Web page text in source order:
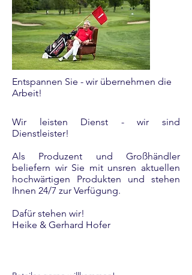
Entspannen Sie - wir übernehmen die
Arbeit!
Wir leisten Dienst - wir sind
Dienstleister!
Als Produzent und Großhändler
beliefern wir Sie mit unsren aktuellen
hochwärtigen Produkten und stehen
Ihnen 24/7 zur Verfügung.
Dafür stehen wir!
Heike & Gerhard Hofer